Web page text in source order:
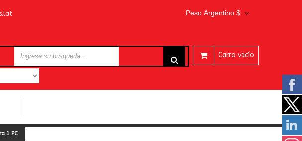
Peso Argentino $
Carro vacío
1 PC